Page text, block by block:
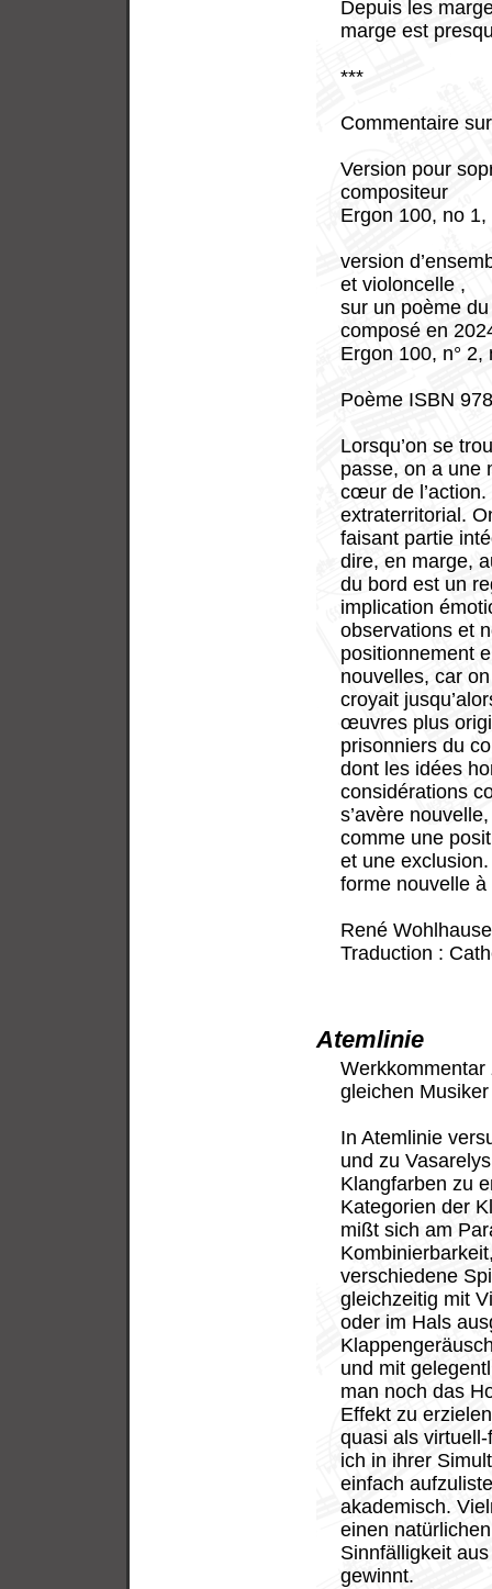
Depuis les
marge est
***
Commentaire
Version pour
compositeur
Ergon 100, no
version
et violoncelle ,
sur un poème
composé en
Ergon 100, n°
Poème ISBN
Lorsqu’on se
passe, on a une
cœur de
extraterritorial.
faisant partie
dire, en marge,
du bord est un
implication
observations et
positionnement
nouvelles, car
croyait
œuvres plus
prisonniers du
dont les idées
considérations
s’avère
comme une
et une
forme nouvelle à
René
Traduction :
Atemlinie
gleichen
In Atemlinie
und zu
Klangfarben zu
Kategorien der
mißt sich am
verschiedene
gleichzeitig mit
oder im Hals
und mit
man noch das
Effekt zu
quasi als
ich in ihrer
einfach
akademisch.
einen
Sinnfälligkeit
gewinnt.